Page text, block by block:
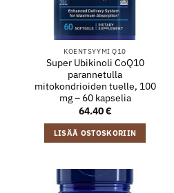
KOENTSYYMI Q10
Super Ubikinoli CoQ10
parannetulla
mitokondrioiden tuelle, 100
mg – 60 kapselia
64.40€
LISÄÄ OSTOSKORIIN